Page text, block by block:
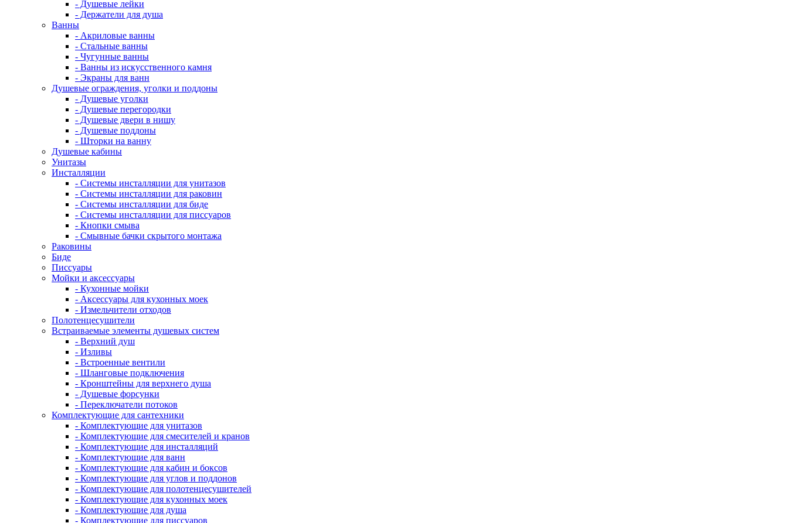
- Душевые лейки
- Держатели для душа
Ванны
- Акриловые ванны
- Стальные ванны
- Чугунные ванны
- Ванны из искусственного камня
- Экраны для ванн
Душевые ограждения, уголки и поддоны
- Душевые уголки
- Душевые перегородки
- Душевые двери в нишу
- Душевые поддоны
- Шторки на ванну
Душевые кабины
Унитазы
Инсталляции
- Системы инсталляции для унитазов
- Системы инсталляции для раковин
- Системы инсталляции для биде
- Системы инсталляции для писсуаров
- Кнопки смыва
- Смывные бачки скрытого монтажа
Раковины
Биде
Писсуары
Мойки и аксессуары
- Кухонные мойки
- Аксессуары для кухонных моек
- Измельчители отходов
Полотенцесушители
Встраиваемые элементы душевых систем
- Верхний душ
- Изливы
- Встроенные вентили
- Шланговые подключения
- Кронштейны для верхнего душа
- Душевые форсунки
- Переключатели потоков
Комплектующие для сантехники
- Комплектующие для унитазов
- Комплектующие для смесителей и кранов
- Комплектующие для инсталляций
- Комплектующие для ванн
- Комплектующие для кабин и боксов
- Комплектующие для углов и поддонов
- Комплектующие для полотенцесушителей
- Комплектующие для кухонных моек
- Комплектующие для душа
- Комплектующие для писсуаров